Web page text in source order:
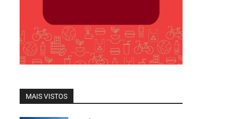
MAIS VISTOS